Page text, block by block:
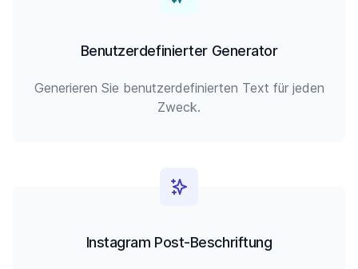
Benutzerdefinierter Generator
Generieren Sie benutzerdefinierten Text für jeden
Zweck.
Instagram Post-Beschriftung